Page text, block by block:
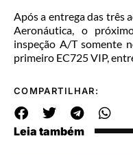
Após a entrega das três
Aeronáutica, o
inspeção A/T somente
primeiro EC725 VIP,
COMPARTILHAR:
Leia também